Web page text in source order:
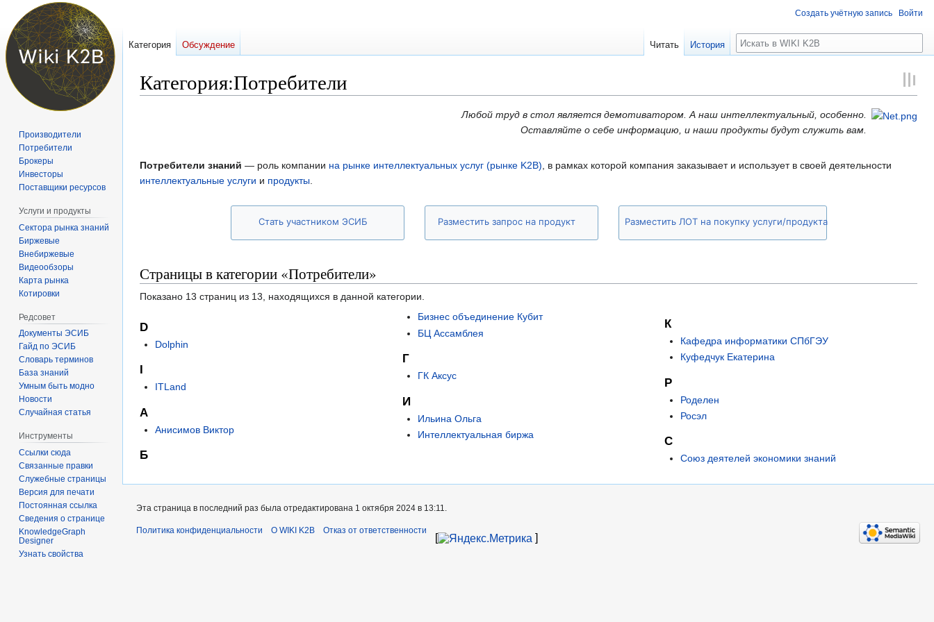
Категория:Потребители
Любой труд в стол является демотиватором. А наш интеллектуальный, особенно.
Оставляйте о себе информацию, и наши продукты будут служить вам.
Потребители знаний — роль компании на рынке интеллектуальных услуг (рынке K2B), в рамках которой компания заказывает и использует в своей деятельности
интеллектуальные услуги и продукты.
Стать участником ЭСИБ Разместить запрос на продукт Разместить ЛОТ на покупку услуги/продукта
Страницы в категории «Потребители»
Показано 13 страниц из 13, находящихся в данной категории.
D
Dolphin
ITLand
А
Анисимов Виктор
Б
Бизнес объединение Кубит
БЦ Ассамблея
Г
ГК Аксус
И
Ильина Ольга
Интеллектуальная биржа
К
Кафедра информатики СПбГЭУ
Куфедчук Екатерина
Р
Роделен
Росэл
С
Союз деятелей экономики знаний
Создать учётную запись Войти
Категория Обсуждение Читать История Поиск
Производители
Потребители
Брокеры
Инвесторы
Поставщики ресурсов
Услуги и продукты
Сектора рынка знаний
Биржевые
Внебиржевые
Видеообзоры
Карта рынка
Котировки
Редсовет
Документы ЭСИБ
Гайд по ЭСИБ
Словарь терминов
База знаний
Умным быть модно
Новости
Случайная статья
Инструменты
Ссылки сюда
Связанные правки
Служебные страницы
Версия для печати
Постоянная ссылка
Сведения о странице
KnowledgeGraph
Designer
Узнать свойства
Эта страница в последний раз была отредактирована 1 октября 2024 в 13:11.
Политика конфиденциальности О WIKI K2B Отказ от ответственности
[ ]